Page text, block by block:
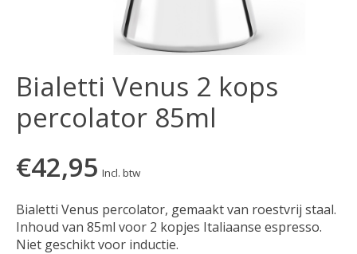
Bialetti Venus 2 kops
percolator 85ml
€42,95 Incl. btw
Bialetti Venus percolator, gemaakt van roestvrij staal.
Inhoud van 85ml voor 2 kopjes Italiaanse espresso.
Niet geschikt voor inductie.